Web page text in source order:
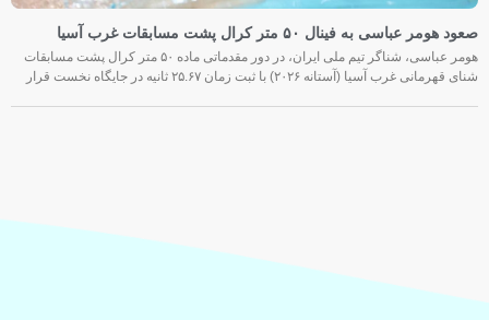
صعود هومر عباسی به فینال ۵۰ متر کرال پشت مسابقات غرب آسیا
هومر عباسی، شناگر تیم ملی ایران، در دور مقدماتی ماده ۵۰ متر کرال پشت مسابقات
شنای قهرمانی غرب آسیا (آستانه ۲۰۲۶) با ثبت زمان ۲۵.۶۷ ثانیه در جایگاه نخست قرار